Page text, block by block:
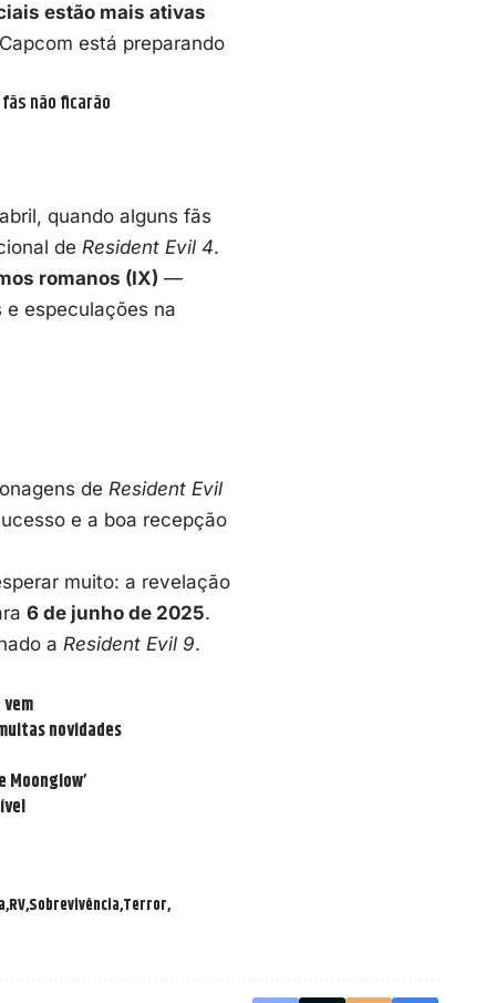
estão mais ativas
Capcom está preparando
não ficarão
quando alguns fãs
de Resident Evil 4.
romanos (IX) —
e especulações na
de Resident Evil
e a boa recepção
muito: a revelação
6 de junho de 2025.
a Resident Evil 9.
novidades
RVSobrevivênciaTerror